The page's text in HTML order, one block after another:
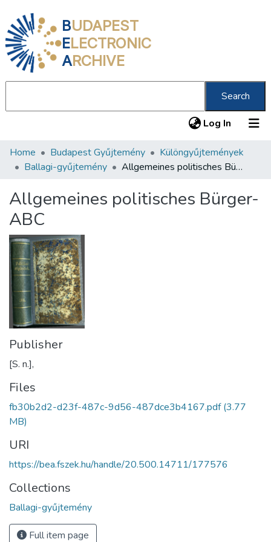
BUDAPEST
ELECTRONIC
ARCHIVE
Search
Log In (current)
Communities & Collections
Statistics
About us
Home Budapest Gyűjtemény
Különgyűjtemények
Ballagi-gyűjtemény
Allgemeines politisches Bürger-ABC
Allgemeines politisches Bürger-
ABC
Publisher
[S. n.],
Files
fb30b2d2-d23f-487c-9d56-487dce3b4167.pdf(3.77
MB)
URI
https://bea.fszek.hu/handle/20.500.14711/177576
Collections
Ballagi-gyűjtemény
Full item page